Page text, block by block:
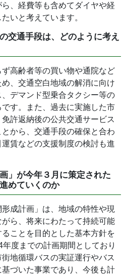
、経費等も含めてダイヤや経
いと考えています。
交通手段は、どのように考え
高齢者等の買い物や通院など
、交通空白地域の解消に向け
デマンド型乗合タクシー等の
す。また、過去に実施した市
許返納後の公共交通サービス
から、交通手段の確保と合わ
賃などの支援制度の検討も進
」が今年３月に策定された
めていくのか
形成計画」は、地域の特性や現
ら、将来にわたって持続可能
ことを目的とした基本方針を
度までの計画期間としており
地循環バスの実証運行やバス
づいた事業であり、今後も計